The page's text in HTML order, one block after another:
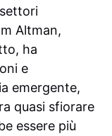
Altman,
ha
e
emergente,
quasi sfiorare
essere più